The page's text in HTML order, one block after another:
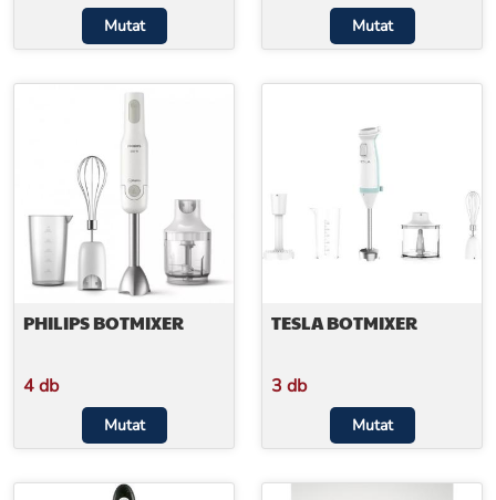
Mutat Mutat
PHILIPS BOTMIXER
4 db
Mutat
TESLA BOTMIXER
3 db
Mutat